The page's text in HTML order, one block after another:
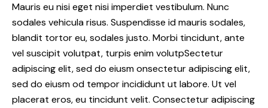
Mauris eu nisi eget nisi imperdiet vestibulum. Nunc
sodales vehicula risus. Suspendisse id mauris sodales,
blandit tortor eu, sodales justo. Morbi tincidunt, ante
vel suscipit volutpat, turpis enim volutpSectetur
adipiscing elit, sed do eiusm onsectetur adipiscing elit,
sed do eiusm od tempor incididunt ut labore. Ut vel
placerat eros, eu tincidunt velit. Consectetur adipiscing